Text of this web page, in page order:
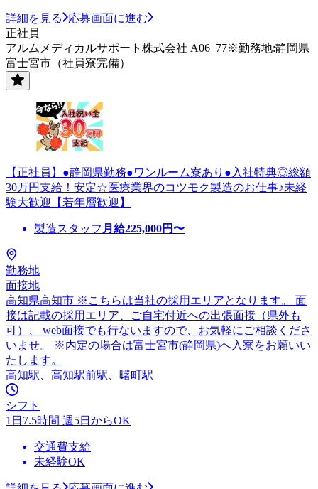
詳細を見る
応募画面に進む
正社員
アルムメディカルサポート株式会社 A06_77※勤務地:静岡県
富士宮市（社員寮完備）
【正社員】●静岡県勤務●ワンルーム寮あり●入社特典◎総額
30万円支給！安定☆医療業界のコツモク製造のお仕事♪未経
験大歓迎【若年層歓迎】
製造スタッフ 月給225,000円〜
勤務地
面接地
高知県高知市 ※こちらは当社の採用エリアとなります。 面
接は記載の採用エリア、ご自宅付近への出張面接（県外も
可）、 web面接でも行ないますので、お気軽にご相談くださ
いませ。 ※内定の場合は富士宮市(静岡県)へ入寮をお願いい
たします。
高知駅、高知駅前駅、曙町駅
シフト
1日7.5時間 週5日からOK
交通費支給
未経験OK